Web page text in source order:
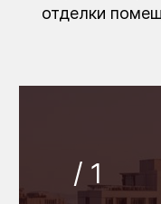
отделки
/ 1